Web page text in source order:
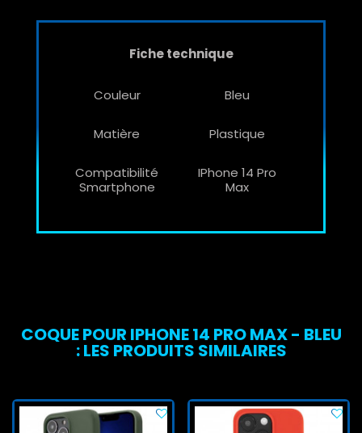
Fiche technique
Couleur Bleu
Matière Plastique
Compatibilité
Smartphone
IPhone 14 Pro
Max
COQUE POUR IPHONE 14 PRO MAX - BLEU
: LES PRODUITS SIMILAIRES